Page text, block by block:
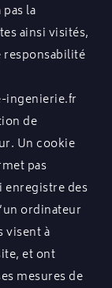
pas la
ainsi visités,
responsabilité
ingenierie.fr
de
Un cookie
pas
enregistre des
ordinateur
visent à
et ont
mesures de